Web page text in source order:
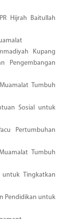
Hijrah Baitullah
Kupang
Pengembangan
Tumbuh
Sosial untuk
Pertumbuhan
Tumbuh
Tingkatkan
Pendidikan untuk